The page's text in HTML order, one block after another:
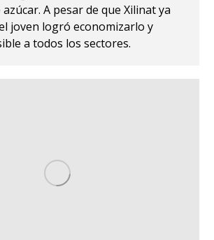
A pesar de que Xilinat ya
joven logró economizarlo y
a todos los sectores.